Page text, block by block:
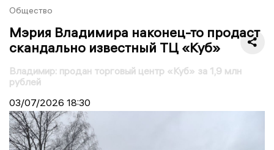
Общество
Мэрия Владимира наконец-то продаст
скандально известный ТЦ «Куб»
Владимир: продан торговый центр «Куб» за 1,9 млн
рублей
03/07/2026 18:30